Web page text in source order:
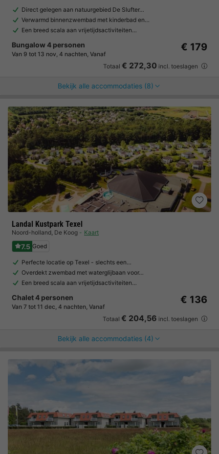
Direct gelegen aan natuurgebied De Slufter…
Verwarmd binnenzwembad met kinderbad en…
Een breed scala aan vrijetijdsactiviteiten…
Bungalow 4 personen
Van 9 tot 13 nov, 4 nachten, Vanaf
€ 179
Totaal € 272,30 incl. toeslagen
Bekijk alle accommodaties (8)
Landal Kustpark Texel
Noord-holland, De Koog Kaart
7.5 Goed
Perfecte locatie op Texel - slechts een…
Overdekt zwembad met waterglijbaan voor…
Een breed scala aan vrijetijdsactiviteiten…
Chalet 4 personen
Van 7 tot 11 dec, 4 nachten, Vanaf
€ 136
Totaal € 204,56 incl. toeslagen
Bekijk alle accommodaties (4)